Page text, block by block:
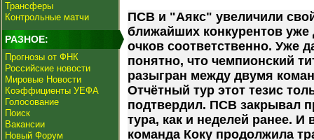
Трансферы
Контрольные матчи
РАЗНОЕ:
Прогнозы от ФНК
Российские новости
Мировые Новости
Коэффициенты УЕФА
Голосование
Поиск
Вакансии
Новый Форум
ПСВ и "Аякс" увеличили
ближайших конкурентов уже
очков соответственно. Уже
понятно, что чемпионский
разыгран между двумя
Отчётный тур этот тезис
подтвердил. ПСВ закрывал
тура, как и неделей ранее. И
команда Коку продолжила